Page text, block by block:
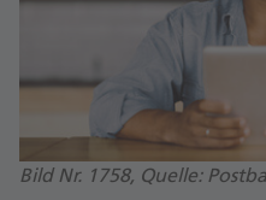
Bild Nr. 1758, Quelle: